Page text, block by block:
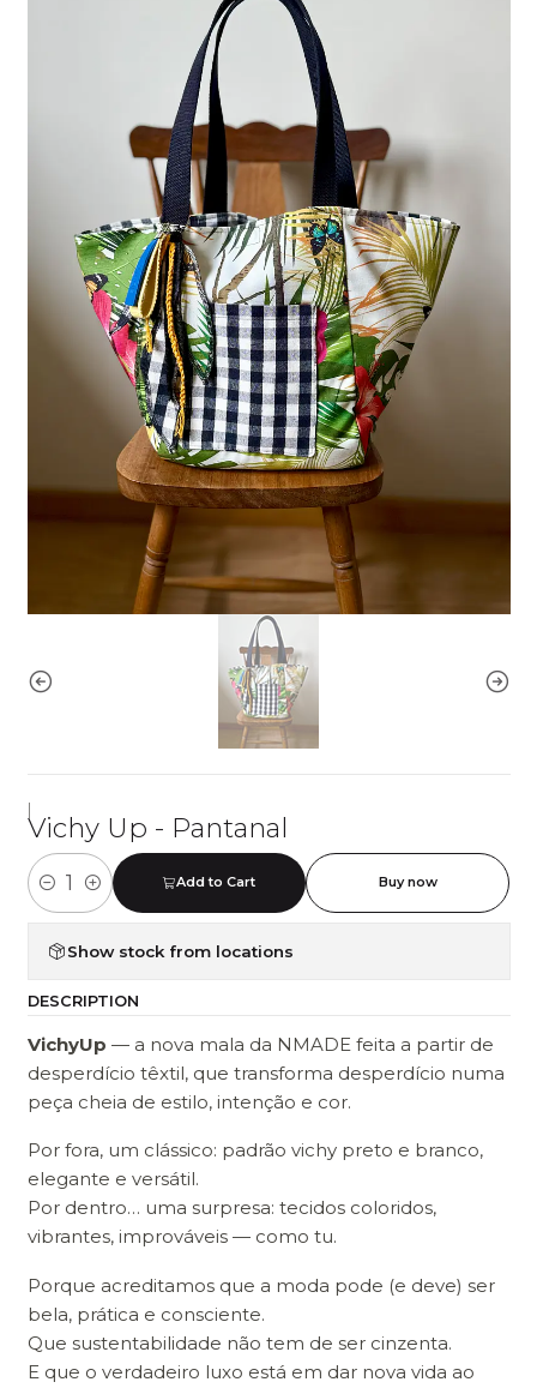
|
Vichy Up - Pantanal
Quantity
Add to Cart Buy now
Show stock from locations
DESCRIPTION
VichyUp — a nova mala da NMADE feita a partir de
desperdício têxtil, que transforma desperdício numa
peça cheia de estilo, intenção e cor.
Por fora, um clássico: padrão vichy preto e branco,
elegante e versátil.
Por dentro… uma surpresa: tecidos coloridos,
vibrantes, improváveis — como tu.
Porque acreditamos que a moda pode (e deve) ser
bela, prática e consciente.
Que sustentabilidade não tem de ser cinzenta.
E que o verdadeiro luxo está em dar nova vida ao